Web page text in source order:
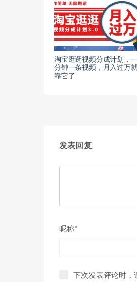
淘宝逛逛视频分成计划，
分钟一条视频，月入过万
靠它了
发表回复
昵称*
下次发表评论时